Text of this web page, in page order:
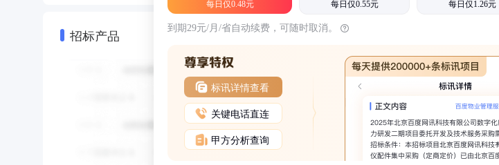
招标产品
每日仅0.48元 每日仅0.55元 每日仅1.26元
到期29元/月/省自动续费，可随时取消。
标讯详情查看
关键电话直连
甲方分析查询